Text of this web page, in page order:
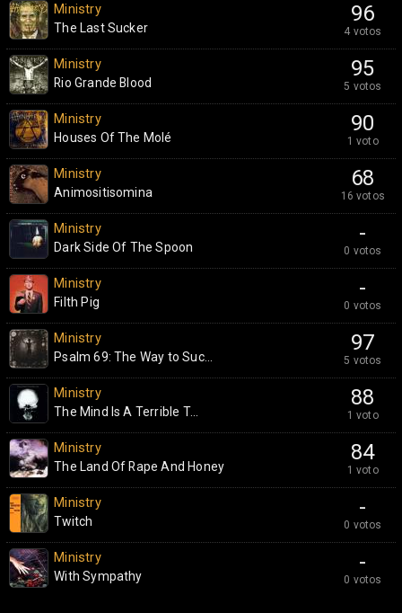
96
4 votos
Ministry
The Last Sucker
95
5 votos
Ministry
Rio Grande Blood
90
1 voto
Ministry
Houses Of The Molé
68
16 votos
Ministry
Animositisomina
-
0 votos
Ministry
Dark Side Of The Spoon
-
0 votos
Ministry
Filth Pig
97
5 votos
Ministry
Psalm 69: The Way to Suc...
88
1 voto
Ministry
The Mind Is A Terrible T...
84
1 voto
Ministry
The Land Of Rape And Honey
-
0 votos
Ministry
Twitch
-
0 votos
Ministry
With Sympathy